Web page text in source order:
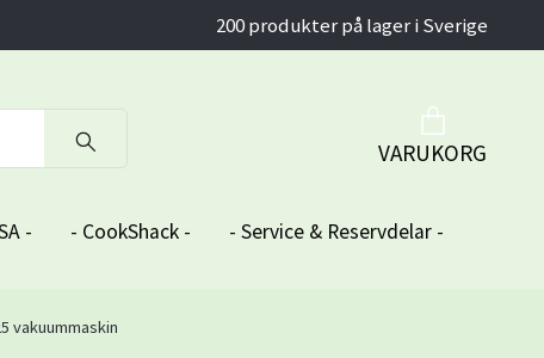
200 produkter på lager i Sverige
VARUKORG
- - CookShack -
- Service & Reservdelar -
vakuummaskin